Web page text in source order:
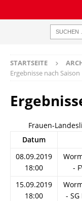
STARTSEITE
Ergebnisse nach Saison
Frauen-
Datum
08.09.2019
18:00
-
15.09.2019
18:00
-